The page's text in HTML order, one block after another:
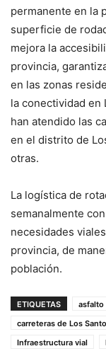
permanente en la
superficie de
mejora la
provincia,
en las zonas
la conectividad en
han atendido las
en el distrito de
otras.
La logística de
semanalmente
necesidades
provincia, de
población.
ETIQUETAS asfalto
carreteras de Los
Infraestructura vial